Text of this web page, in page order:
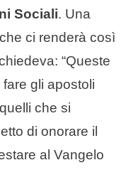
Sociali. Una
ci renderà così
“Queste
gli apostoli
che si
di onorare il
al Vangelo